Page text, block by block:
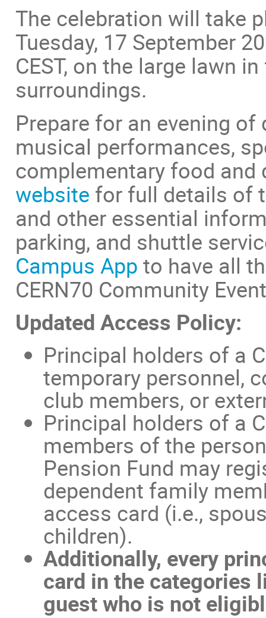
The celebration will take
Tuesday, 17 September
CEST, on the large lawn
surroundings.
Prepare for an evening
musical performances,
complementary food
website for full details of
and other essential
parking, and shuttle
Campus App to have all
CERN70 Community
Updated Access Policy:
Principal holders of a
temporary personnel,
club members, or
Principal holders of a
members of the
Pension Fund may
dependent family
access card (i.e.,
children).
Additionally, every
card in the categories
guest who is not